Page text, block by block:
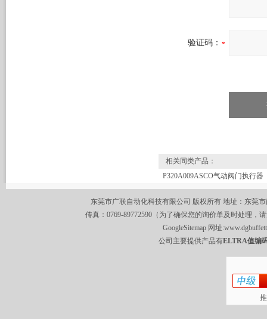
验证码：
相关同类产品：
P320A009ASCO气动阀门执行器
东莞市广联自动化科技有限公司 版权所有 地址：东莞
传真：0769-89772590（为了确保您的询价单及时处理，
GoogleSitemap 网址:
公司主要提供产品有ELTRA值编